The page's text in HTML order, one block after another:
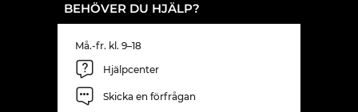
BEHÖVER DU HJÄLP?
Må.-fr. kl. 9–18
Hjälpcenter
Skicka en förfrågan